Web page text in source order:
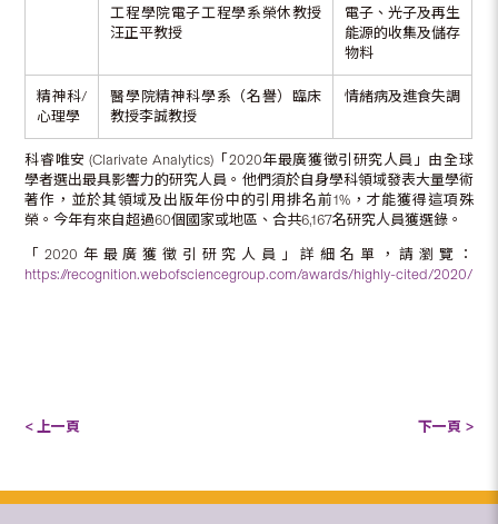
工程學院電子工程學系榮休教授
汪正平教授
電子、光子及再生
能源的收集及儲存
物料
精神科/
心理學
醫學院精神科學系（名譽）臨床
教授李誠教授
情緒病及進食失調
科睿唯安 (Clarivate Analytics)「2020年最廣獲徵引研究人員」由全球
學者選出最具影響力的研究人員。他們須於自身學科領域發表大量學術
著作，並於其領域及出版年份中的引用排名前1%，才能獲得這項殊
榮。今年有來自超過60個國家或地區、合共6,167名研究人員獲選錄。
「2020年最廣獲徵引研究人員」詳細名單，請瀏覽：
https://recognition.webofsciencegroup.com/awards/highly-cited/2020/
< 上一頁 下一頁 >